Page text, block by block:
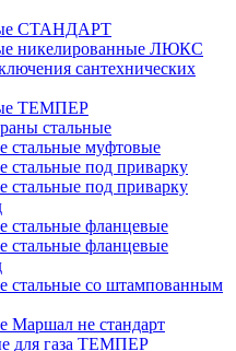
СТАНДАРТ
никелированные ЛЮКС
сантехнических
ТЕМПЕР
стальные
стальные муфтовые
под приварку
под приварку
стальные фланцевые
стальные фланцевые
стальные со штампованным
Маршал не стандарт
для газа ТЕМПЕР